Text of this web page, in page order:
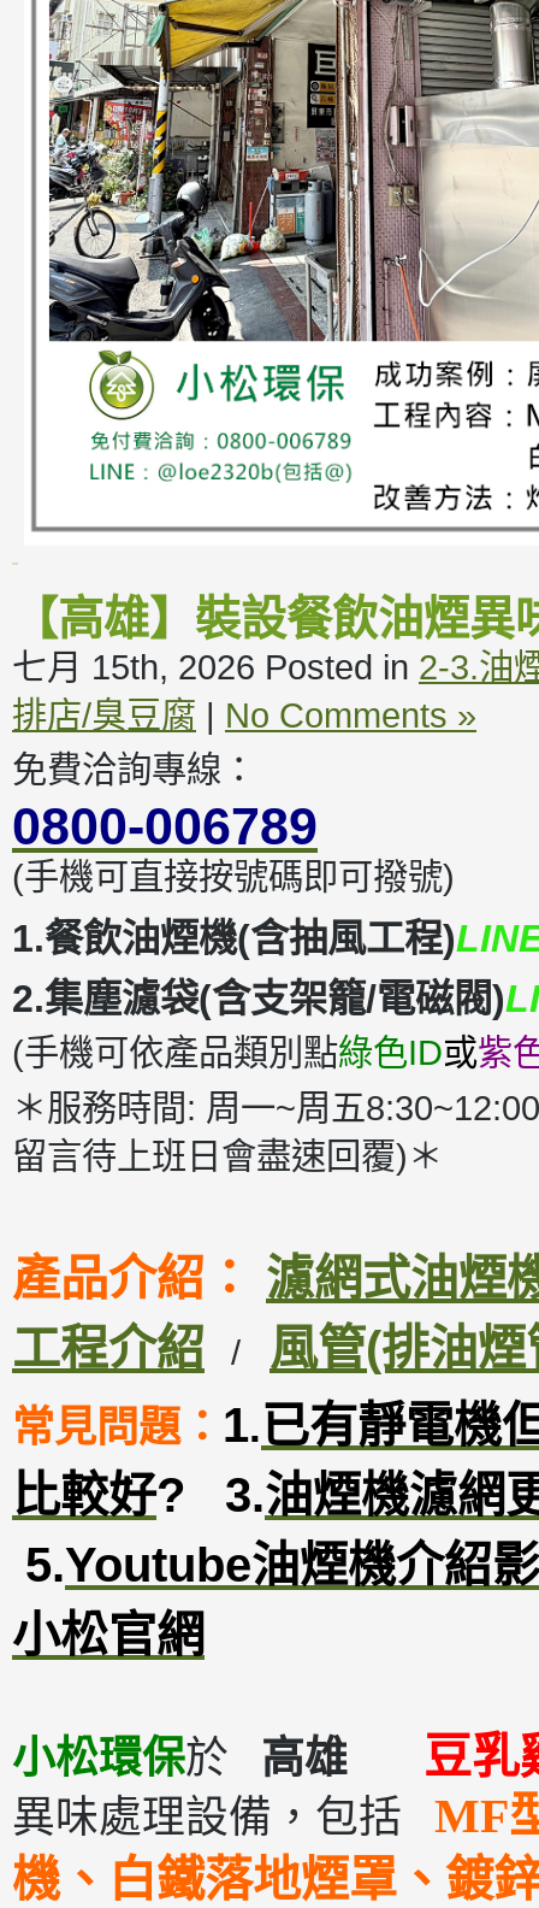
【高雄】裝設餐飲油煙
七月 15th, 2026 Posted in 2-3.油
排店/臭豆腐 | No Comments »
免費洽詢專線：
0800-006789
(手機可直接按號碼即可撥號)
1.餐飲油煙機(含抽風工程)
2.集塵濾袋(含支架籠/電磁閥)
(手機可依產品類別點綠色ID或紫
＊服務時間: 周一~周五
留言待上班日會盡速回覆)＊
產品介紹： 濾網式油煙
工程介紹
/ 風管(排油煙
常見問題： 1.已有靜電機
比較好? 3.油煙機濾網
5.Youtube油煙機介紹
小松官網
小松環保於 高雄 豆
異味處理設備，包括 MF
機、白鐵落地煙罩、鍍